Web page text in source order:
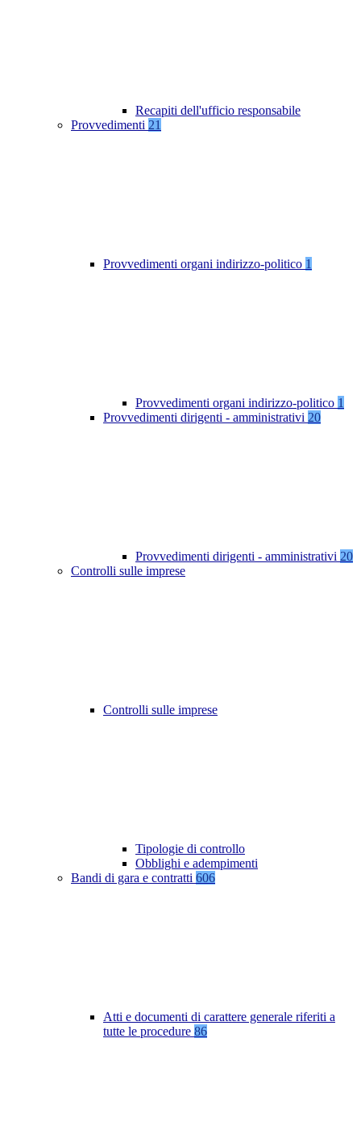
Recapiti dell'ufficio responsabile
Provvedimenti 21
Provvedimenti organi indirizzo-politico 1
Provvedimenti organi indirizzo-politico 1
Provvedimenti dirigenti - amministrativi 20
Provvedimenti dirigenti - amministrativi 20
Controlli sulle imprese
Controlli sulle imprese
Tipologie di controllo
Obblighi e adempimenti
Bandi di gara e contratti 606
Atti e documenti di carattere generale riferiti a
tutte le procedure 86